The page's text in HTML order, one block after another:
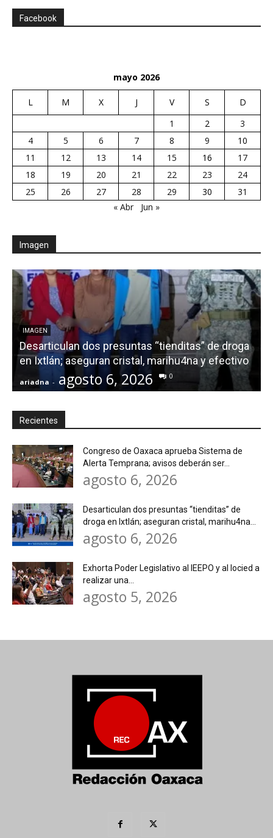
Facebook
mayo 2026
L M X J V S
D
1
2
3
4
5 6 7 8 9
10
11
12 13 14 15 16
17
18
19 20 21 22 23
24
25
26 27 28 29 30
31
« Abr
Jun »
Imagen
IMAGEN
Desarticulan dos presuntas “tienditas” de droga
en Ixtlán; aseguran cristal, marihu4na y efectivo
ariadna - agosto 6, 2026 0
Recientes
Congreso de Oaxaca aprueba Sistema de
Alerta Temprana; avisos deberán ser...
agosto 6, 2026
Desarticulan dos presuntas “tienditas” de
droga en Ixtlán; aseguran cristal, marihu4na...
agosto 6, 2026
Exhorta Poder Legislativo al IEEPO y al Iocied a
realizar una...
agosto 5, 2026